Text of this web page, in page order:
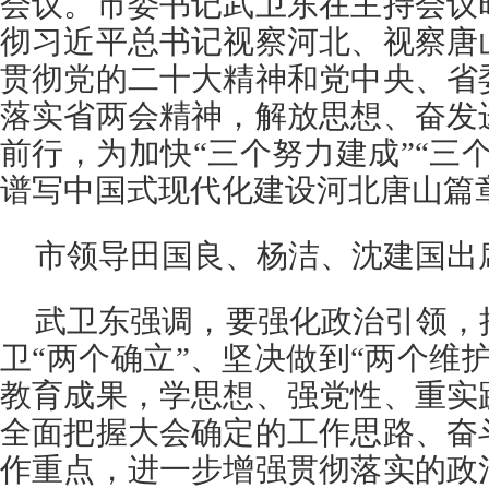
彻习近平总书记视察河北、视察
贯彻党的二十大精神和党中央、
落实省两会精神，解放思想、奋
前行，为加快“三个努力建成”“三
谱写中国式现代化建设河北唐山篇
市领导田国良、杨洁、沈建国出
武卫东强调，要强化政治引领
卫“两个确立”、坚决做到“两个维
教育成果，学思想、强党性、重
全面把握大会确定的工作思路、
作重点，进一步增强贯彻落实的